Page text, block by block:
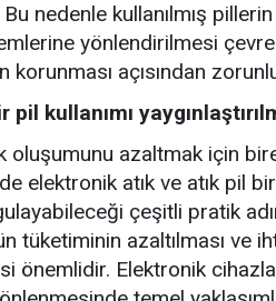
Bu nedenle kullanılmış
yönlendirilmesi
korunması açısından
kullanımı
oluşumunu azaltmak için
elektronik atık ve atık pil
çeşitli pratik
tüketiminin azaltılması ve
önemlidir. Elektronik